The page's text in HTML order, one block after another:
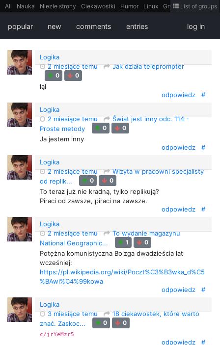
All Nauka Niezłe strony Ciekawostki Humor Linux Gry
Teh
Bezpieczeństwo
Książki Sugestie FotoHistoria
Truelolcontent
Matematyka
FilmyDokumentalne
gify
Cytaty Mapy Film Android itt Tradycyjne gry
List of groups
popular new comments entries log in
Logika
2 miesiące temu
Jak działa teleprompter
0 0
łął
odpowiedz
#
Logika
2 miesiące temu
Świat jest inny odc. 114 -
Proste metody
0 0
Ja jestem inny
odpowiedz
#
Logika
2 miesiące temu
Wizyta w pracowni specjalisty
od replik...
0 0
To teraz już nie kradną, tylko replikują?
Piraci od zawsze, piraci na zawsze.
odpowiedz
#
Logika
2 miesiące temu
To wydanie magazynu
National Geographic...
1 0
Potężna komunistyczna Bolzga dwadzieścia lat
wcześniej:
https://pl.wikipedia.org/wiki/Poczt%C3%B3wka_d%C5
%BAwi%C4%99kowa
odpowiedz
#
Logika
3 miesiące temu
18 ciekawostek, które warto
znać. Zaskoc...
0 0
c/jrYeMzr5
odpowiedz
#